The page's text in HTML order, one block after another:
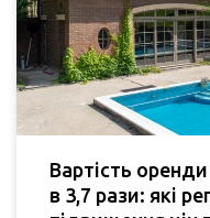
Вартість
в 3,7 рази: які